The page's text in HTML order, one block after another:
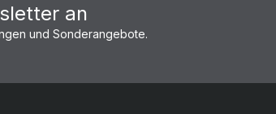
an
und Sonderangebote.